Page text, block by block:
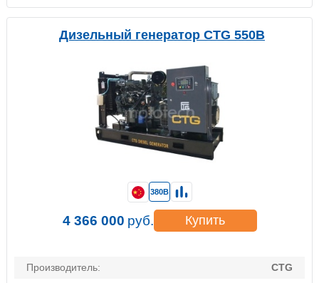
Дизельный генератор CTG 550B
Производитель:
CTG
380В
4 366 000 руб. Купить